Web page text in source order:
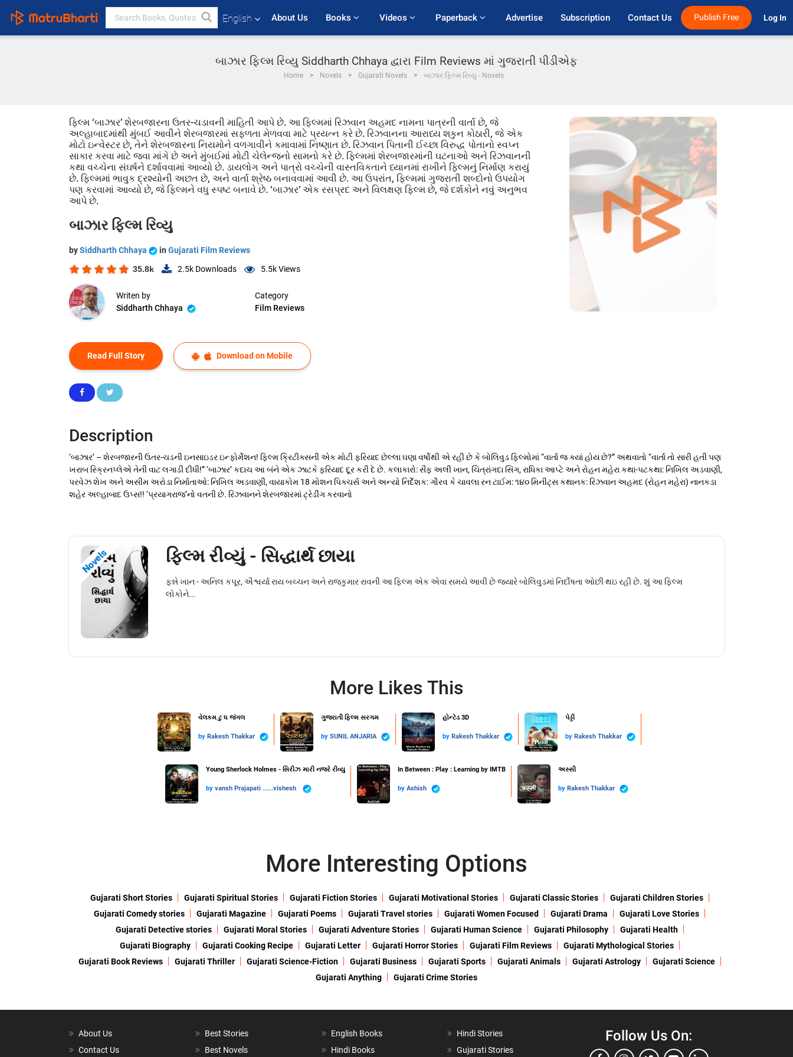
English About Us Books Videos Paperback Advertise Subscription Contact Us Publish Free Log In
બાઝાર ફિલ્મ રિવ્યુ Siddharth Chhaya દ્વારા Film Reviews માં ગુજરાતી પીડીએફ
Home Novels Gujarati Novels બાઝાર ફિલ્મ રિવ્યુ - Novels
ફિલ્મ ‘બાઝાર’ શેરબજારના ઉતર-ચડાવની માહિતી આપે છે. આ ફિલ્મમાં રિઝવાન અહમદ નામના પાત્રની વાર્તા છે, જે
અલ્હાબાદમાંથી મુંબઈ આવીને શેરબજારમાં સફળતા મેળવવા માટે પ્રયત્ન કરે છે. રિઝવાનના આરાધ્ય શકુન કોઠારી, જે એક
મોટો ઇન્વેસ્ટર છે, તેને શેરબજારના નિયમોને વળગાવીને કમાવામાં નિષ્ણાત છે. રિઝવાન પિતાની ઈચ્છા વિરુદ્ધ પોતાનો સ્વપ્ન
સાકાર કરવા માટે જવા માંગે છે અને મુંબઈમાં મોટી ચેલેન્જનો સામનો કરે છે. ફિલ્મમાં શેરબજારમાંની ઘટનાઓ અને રિઝવાનની
કથા વચ્ચેના સંઘર્ષને દર્શાવવામાં આવ્યો છે. ડાયલોગ અને પાત્રો વચ્ચેની વાસ્તવિકતાને ધ્યાનમાં રાખીને ફિલ્મનું નિર્માણ કરાયું
છે. ફિલ્મમાં ભાવુક દ્રશ્યોની અછત છે, અને વાર્તા શ્રેષ્ઠ બનાવવામાં આવી છે. આ ઉપરાંત, ફિલ્મમાં ગુજરાતી શબ્દોનો ઉપયોગ
પણ કરવામાં આવ્યો છે, જે ફિલ્મને વધુ સ્પષ્ટ બનાવે છે. ‘બાઝાર’ એક રસપ્રદ અને વિલક્ષણ ફિલ્મ છે, જે દર્શકોને નવું અનુભવ
આપે છે.
બાઝાર ફિલ્મ રિવ્યુ
bySiddharth Chhaya in Gujarati Film Reviews
35.8k 2.5k Downloads 5.5kViews
Writen by
Siddharth Chhaya
Category
Film Reviews
Read Full Story Download on Mobile
Description
‘બાઝાર’ – શેરબજારની ઉતર-ચડની ઇનસાઇડર ઇન્ફોર્મેશન! ફિલ્મ ક્રિટીક્સની એક મોટી ફરિયાદ છેલ્લા ઘણા વર્ષોથી એ રહી છે કે બોલિવુડ ફિલ્મોમાં “વાર્તા જ ક્યાં હોય છે?” અથવાતો “વાર્તા તો સારી હતી પણ
ખરાબ સ્ક્રિનપ્લેએ તેની વાટ લગાડી દીધી!” ‘બાઝાર’ કદાચ આ બંને એક ઝાટકે ફરિયાદ દૂર કરી દે છે. કલાકારો: સૈફ અલી ખાન, ચિત્રાંગદા સિંગ, રાધિકા આપ્ટે અને રોહન મહેરા કથા-પટકથા: નિખિલ અડવાણી,
પરવેઝ શેખ અને અસીમ અરોડા નિર્માતાઓ: નિખિલ અડવાણી, વાયાકોમ 18 મોશન પિક્ચર્સ અને અન્યો નિર્દેશક: ગૌરવ કે ચાવલા રન ટાઈમ: ૧૪૦ મિનીટ્સ કથાનક: રિઝવાન અહમદ (રોહન મહેરા) નાનકડા
શહેર અલ્હાબાદ ઉપ્સ!! ‘પ્રયાગરાજ’નો વતની છે. રિઝવાનને શેરબજારમાં ટ્રેડીંગ કરવાનો
Novels ફિલ્મ રીવ્યું - સિદ્ધાર્થ છાયા
ફન્ને ખાન - અનિલ કપૂર, ઐશ્વર્યા રાય બચ્ચન અને રાજકુમાર રાવની આ ફિલ્મ એક એવા સમયે આવી છે જ્યારે બોલિવુડમાં નિર્દોષતા ઓછી થઇ રહી છે. શું આ ફિલ્મ
લોકોને...
More Likes This
વેલકમ ટુ ધ જંગલ
by Rakesh Thakkar
ગુજરાતી ફિલ્મ સરગમ
by SUNIL ANJARIA
હોન્ટેડ 3D
by Rakesh Thakkar
પેડ્ડી
by Rakesh Thakkar
Young Sherlock Holmes - સિરીઝ મારી નજરે રીવ્યુ
by vansh Prajapati ......vishesh ️
In Between : Play : Learning by IMTB
by Ashish
અસ્સી
by Rakesh Thakkar
More Interesting Options
Gujarati Short Stories Gujarati Spiritual Stories Gujarati Fiction Stories Gujarati Motivational Stories Gujarati Classic Stories
Gujarati Children Stories
Gujarati Comedy stories
Gujarati Magazine Gujarati Poems Gujarati Travel stories Gujarati Women Focused Gujarati Drama
Gujarati Love Stories
Gujarati Detective stories
Gujarati Moral Stories Gujarati Adventure Stories Gujarati Human Science Gujarati Philosophy
Gujarati Health
Gujarati Biography
Gujarati Cooking Recipe Gujarati Letter Gujarati Horror Stories Gujarati Film Reviews
Gujarati Mythological Stories
Gujarati Book Reviews
Gujarati Thriller Gujarati Science-Fiction Gujarati Business Gujarati Sports Gujarati Animals Gujarati Astrology
Gujarati Science
Gujarati Anything
Gujarati Crime Stories
About Us
Contact Us
Best Stories
Best Novels
English Books
Hindi Books
Hindi Stories
Gujarati Stories
Follow Us On: